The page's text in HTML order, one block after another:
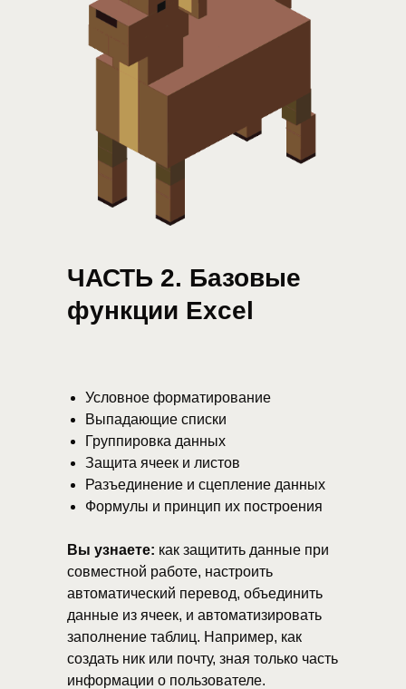
Условное форматирование
Выпадающие списки
Группировка данных
Защита ячеек и листов
Разъединение и сцепление данных
Формулы и принцип их построения
Вы узнаете: как защитить данные при
совместной работе, настроить
автоматический перевод, объединить
данные из ячеек, и автоматизировать
заполнение таблиц. Например, как
создать ник или почту, зная только часть
информации о пользователе.
ЧАСТЬ 2. Базовые
функции Excel